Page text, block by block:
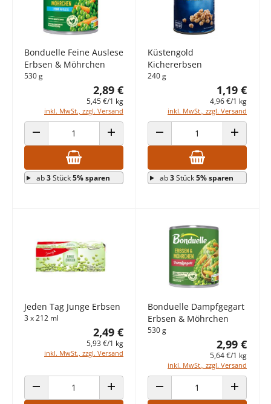
Bonduelle Feine Auslese
Erbsen & Möhrchen
530 g
2,89 €
5,45 €/1 kg
inkl. MwSt., zzgl. Versand
ANZAHL VERRINGERN ANZAHL ERHÖHEN
ab3Stück5% sparen
Küstengold
Kichererbsen
240 g
1,19 €
4,96 €/1 kg
inkl. MwSt., zzgl. Versand
ANZAHL VERRINGERN ANZAHL
ab3Stück5% sparen
Jeden Tag Junge Erbsen
3 x 212 ml
2,49 €
5,93 €/1 kg
inkl. MwSt., zzgl. Versand
ANZAHL VERRINGERN ANZAHL ERHÖHEN
Bonduelle Dampfgegart
Erbsen & Möhrchen
530 g
2,99 €
5,64 €/1 kg
inkl. MwSt., zzgl. Versand
ANZAHL VERRINGERN ANZAHL